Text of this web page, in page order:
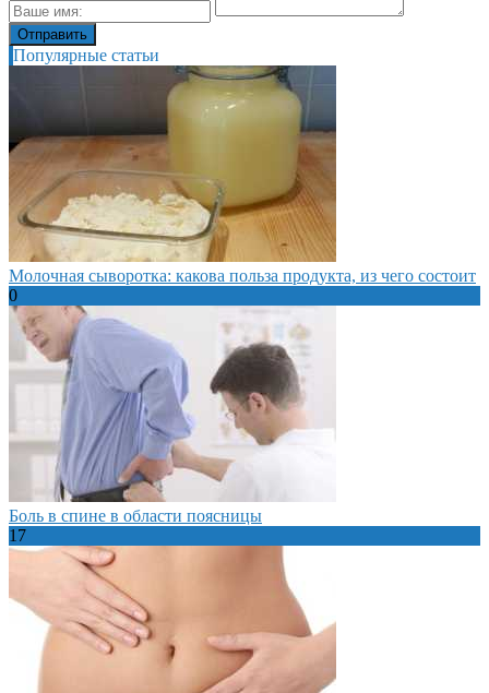
Популярные статьи
Молочная сыворотка: какова польза продукта, из чего состоит
0
Боль в спине в области поясницы
17